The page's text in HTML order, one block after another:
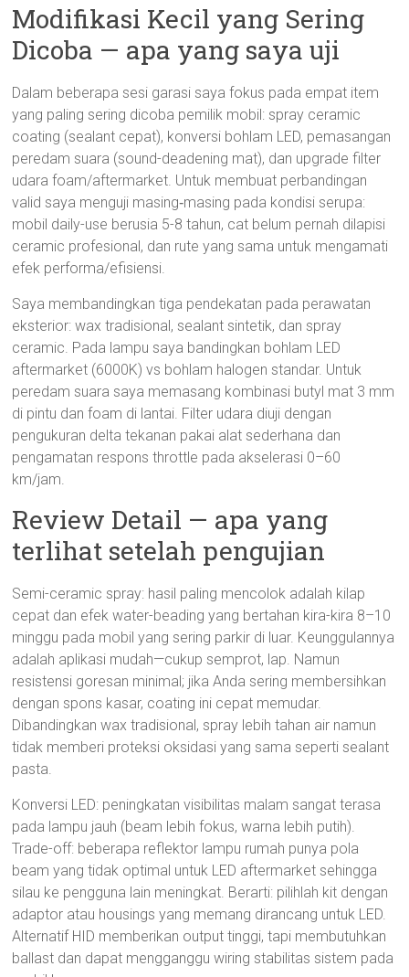
Modifikasi Kecil yang Sering
Dicoba — apa yang saya uji
Dalam beberapa sesi garasi saya fokus pada empat item
yang paling sering dicoba pemilik mobil: spray ceramic
coating (sealant cepat), konversi bohlam LED, pemasangan
peredam suara (sound-deadening mat), dan upgrade filter
udara foam/aftermarket. Untuk membuat perbandingan
valid saya menguji masing‑masing pada kondisi serupa:
mobil daily-use berusia 5-8 tahun, cat belum pernah dilapisi
ceramic profesional, dan rute yang sama untuk mengamati
efek performa/efisiensi.
Saya membandingkan tiga pendekatan pada perawatan
eksterior: wax tradisional, sealant sintetik, dan spray
ceramic. Pada lampu saya bandingkan bohlam LED
aftermarket (6000K) vs bohlam halogen standar. Untuk
peredam suara saya memasang kombinasi butyl mat 3 mm
di pintu dan foam di lantai. Filter udara diuji dengan
pengukuran delta tekanan pakai alat sederhana dan
pengamatan respons throttle pada akselerasi 0–60
km/jam.
Review Detail — apa yang
terlihat setelah pengujian
Semi-ceramic spray: hasil paling mencolok adalah kilap
cepat dan efek water-beading yang bertahan kira-kira 8–10
minggu pada mobil yang sering parkir di luar. Keunggulannya
adalah aplikasi mudah—cukup semprot, lap. Namun
resistensi goresan minimal; jika Anda sering membersihkan
dengan spons kasar, coating ini cepat memudar.
Dibandingkan wax tradisional, spray lebih tahan air namun
tidak memberi proteksi oksidasi yang sama seperti sealant
pasta.
Konversi LED: peningkatan visibilitas malam sangat terasa
pada lampu jauh (beam lebih fokus, warna lebih putih).
Trade-off: beberapa reflektor lampu rumah punya pola
beam yang tidak optimal untuk LED aftermarket sehingga
silau ke pengguna lain meningkat. Berarti: pilihlah kit dengan
adaptor atau housings yang memang dirancang untuk LED.
Alternatif HID memberikan output tinggi, tapi membutuhkan
ballast dan dapat mengganggu wiring stabilitas sistem pada